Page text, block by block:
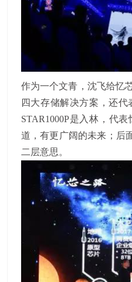
作为一个文青，沈飞给忆
四大存储解决方案，还代
STAR1000P是入林，代
道，有更广阔的未来；后
二层意思。